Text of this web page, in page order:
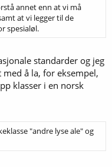
annet enn at vi må
at vi legger til de
spesialøl.
standarder og jeg
å la, for eksempel,
klasser i en norsk
"andre lyse ale" og